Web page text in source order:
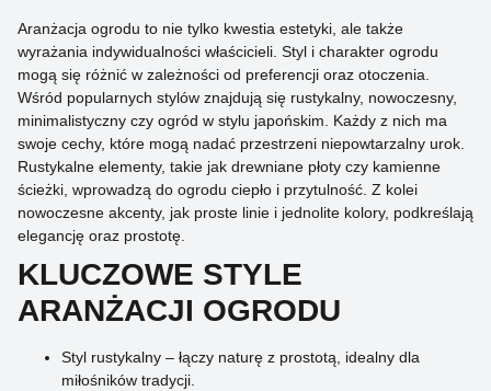
Aranżacja ogrodu to nie tylko kwestia estetyki, ale także
wyrażania indywidualności właścicieli. Styl i charakter ogrodu
mogą się różnić w zależności od preferencji oraz otoczenia.
Wśród popularnych stylów znajdują się rustykalny, nowoczesny,
minimalistyczny czy ogród w stylu japońskim. Każdy z nich ma
swoje cechy, które mogą nadać przestrzeni niepowtarzalny urok.
Rustykalne elementy, takie jak drewniane płoty czy kamienne
ścieżki, wprowadzą do ogrodu ciepło i przytulność. Z kolei
nowoczesne akcenty, jak proste linie i jednolite kolory, podkreślają
elegancję oraz prostotę.
KLUCZOWE STYLE
ARANŻACJI OGRODU
Styl rustykalny – łączy naturę z prostotą, idealny dla
miłośników tradycji.